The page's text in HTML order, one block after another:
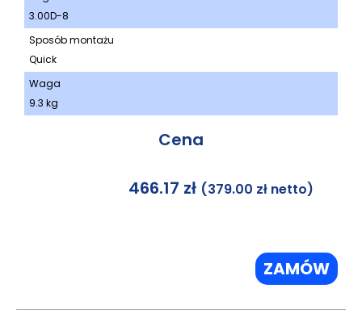
3.00D-8
Sposób montażu
Quick
Waga
9.3 kg
Cena
466.17 zł (379.00 zł netto)
ZAMÓW